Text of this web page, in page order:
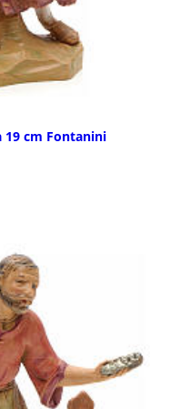
19 cm Fontanini